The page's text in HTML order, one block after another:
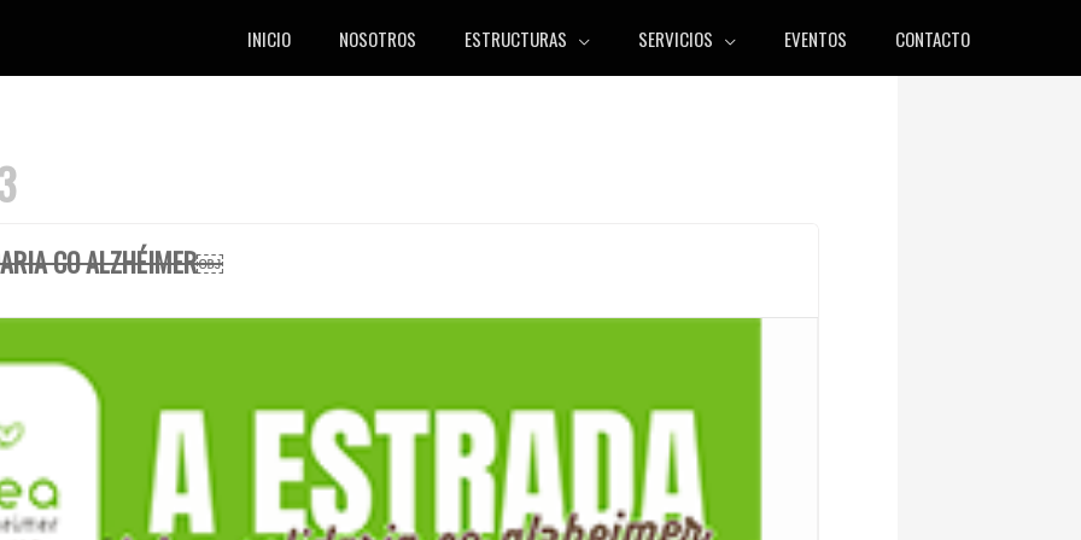
INICIO NOSOTROS ESTRUCTURAS SERVICIOS EVENTOS CONTACTO
CO ALZHÉIMER￼